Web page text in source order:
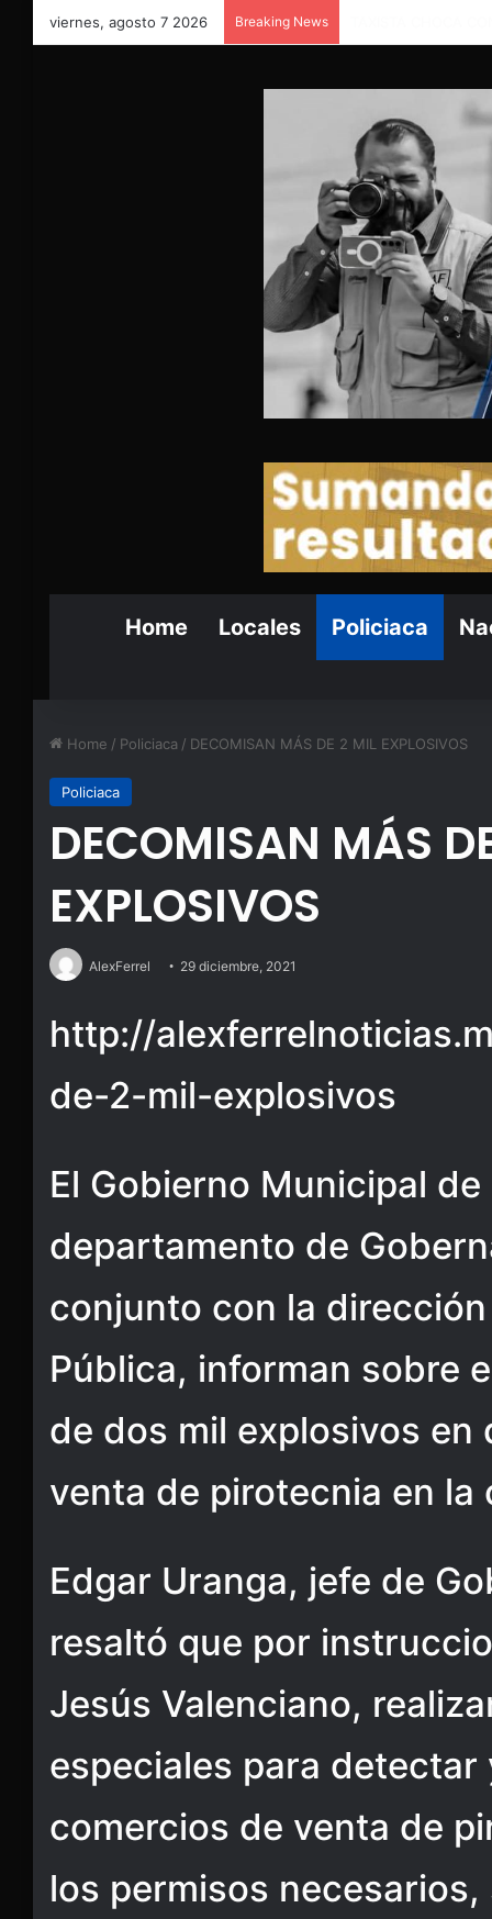
viernes, agosto 7 2026 Breaking News
Home Locales Policiaca
Home / Policiaca / DECOMISAN MÁS DE 2 MIL EXPLOSIVOS
Policiaca
DECOMISAN MÁS
EXPLOSIVOS
AlexFerrel 29 diciembre, 2021
http://
de-2-mil-explosivos
El Gobierno Municipal
departamento de
conjunto con la
Pública, informan sobre
de dos mil explosivos
venta de pirotecnia en la
Edgar Uranga, jefe de
resaltó que por
Jesús Valenciano,
especiales para
comercios de venta de
los permisos